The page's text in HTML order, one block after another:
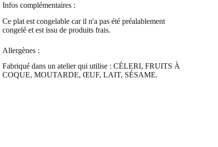
Infos complémentaires :
Ce plat est congelable car il n'a pas été préalablement
congelé et est issu de produits frais.
Allergènes :
Fabriqué dans un atelier qui utilise : CÉLERI, FRUITS À
COQUE, MOUTARDE, ŒUF, LAIT, SÉSAME.